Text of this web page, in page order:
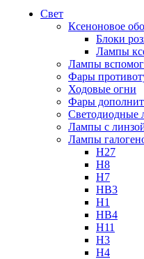
Свет
Ксеноновое
Блоки
Лампы
Лампы
Фары
Ходовые огни
Фары
Светодиодные
Лампы с
Лампы
H27
H8
H7
HB3
H1
HB4
H11
H3
H4